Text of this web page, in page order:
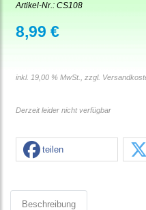
Artikel-Nr.: CS108
8,99 €
inkl. 19,00 % MwSt., zzgl.
Derzeit leider nicht verfügbar
teilen
Beschreibung